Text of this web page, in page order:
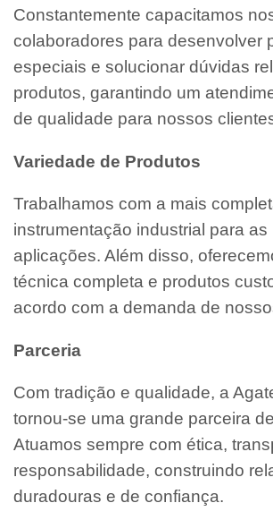
Constantemente capacitamos
colaboradores para desenvolver
especiais e solucionar dúvidas
produtos, garantindo um
de qualidade para nossos
Variedade de Produtos
Trabalhamos com a mais
instrumentação industrial para
aplicações. Além disso,
técnica completa e produtos
acordo com a demanda de
Parceria
Com tradição e qualidade, a
tornou-se uma grande parceira
Atuamos sempre com ética,
responsabilidade, construindo
duradouras e de confiança.